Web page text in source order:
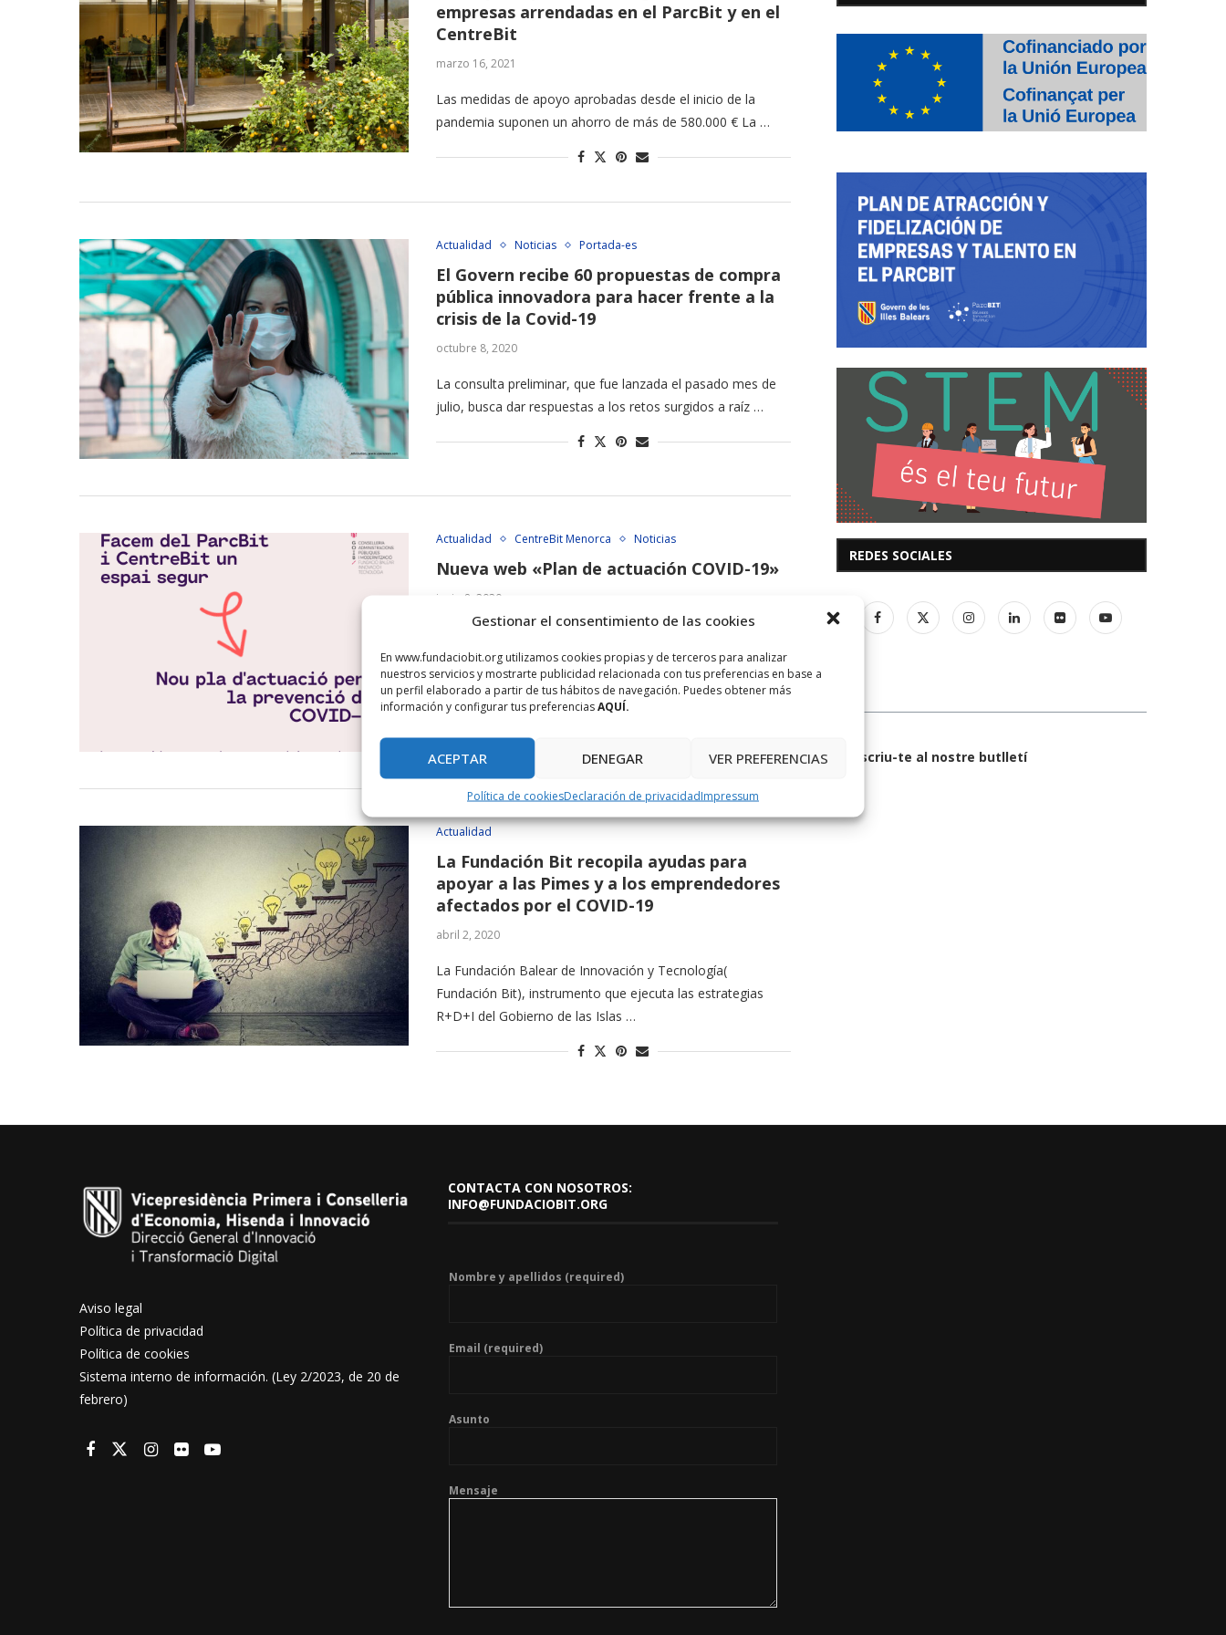
Gestionar el consentimiento de las cookies
En www.fundaciobit.org utilizamos cookies propias y de terceros para analizar
nuestros servicios y mostrarte publicidad relacionada con tus preferencias en base a
un perfil elaborado a partir de tus hábitos de navegación. Puedes obtener más
información y configurar tus preferenciasAQUÍ.
ACEPTAR DENEGAR VER PREFERENCIAS
Política de cookiesDeclaración de privacidadImpressum
empresas arrendadas en el ParcBit y en el
CentreBit
marzo 16, 2021
Las medidas de apoyo aprobadas desde el inicio de la
pandemia suponen un ahorro de más de 580.000 € La …
Actualidad Noticias Portada-es
El Govern recibe 60 propuestas de compra
pública innovadora para hacer frente a la
crisis de la Covid-19
octubre 8, 2020
La consulta preliminar, que fue lanzada el pasado mes de
julio, busca dar respuestas a los retos surgidos a raíz …
Actualidad CentreBit Menorca Noticias
Nueva web «Plan de actuación COVID-19»
junio 8, 2020
CentreBit, ha llançat la pàgina web
https://coronavirus.parcbit.es per difondre …
Actualidad
La Fundación Bit recopila ayudas para
apoyar a las Pimes y a los emprendedores
afectados por el COVID-19
abril 2, 2020
La Fundación Balear de Innovación y Tecnología(
Fundación Bit), instrumento que ejecuta las estrategias
R+D+I del Gobierno de las Islas …
REDES SOCIALES
Subscriu-te al nostre butlletí
Aviso legal
Política de privacidad
Política de cookies
Sistema interno de información. (Ley 2/2023, de 20 de
febrero)
CONTACTA CON NOSOTROS:
INFO@FUNDACIOBIT.ORG
Nombre y apellidos (required)
Email (required)
Asunto
Mensaje